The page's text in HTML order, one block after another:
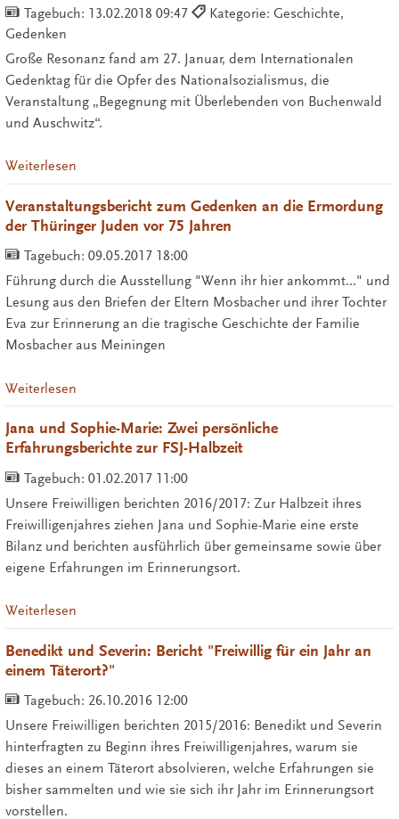
Tagebuch: 13.02.2018 09:47
Kategorie: Geschichte,
Gedenken
Große Resonanz fand am 27. Januar, dem Internationalen
Gedenktag für die Opfer des Nationalsozialismus, die
Veranstaltung „Begegnung mit Überlebenden von Buchenwald
und Auschwitz“.
Weiterlesen
Veranstaltungsbericht zum Gedenken an die Ermordung
der Thüringer Juden vor 75 Jahren
Tagebuch: 09.05.2017 18:00
Führung durch die Ausstellung "Wenn ihr hier ankommt..." und
Lesung aus den Briefen der Eltern Mosbacher und ihrer Tochter
Eva zur Erinnerung an die tragische Geschichte der Familie
Mosbacher aus Meiningen
Weiterlesen
Jana und Sophie-Marie: Zwei persönliche
Erfahrungsberichte zur FSJ-Halbzeit
Tagebuch: 01.02.2017 11:00
Unsere Freiwilligen berichten 2016/2017: Zur Halbzeit ihres
Freiwilligenjahres ziehen Jana und Sophie-Marie eine erste
Bilanz und berichten ausführlich über gemeinsame sowie über
eigene Erfahrungen im Erinnerungsort.
Weiterlesen
Benedikt und Severin: Bericht "Freiwillig für ein Jahr an
einem Täterort?"
Tagebuch: 26.10.2016 12:00
Unsere Freiwilligen berichten 2015/2016: Benedikt und Severin
hinterfragten zu Beginn ihres Freiwilligenjahres, warum sie
dieses an einem Täterort absolvieren, welche Erfahrungen sie
bisher sammelten und wie sie sich ihr Jahr im Erinnerungsort
vorstellen.